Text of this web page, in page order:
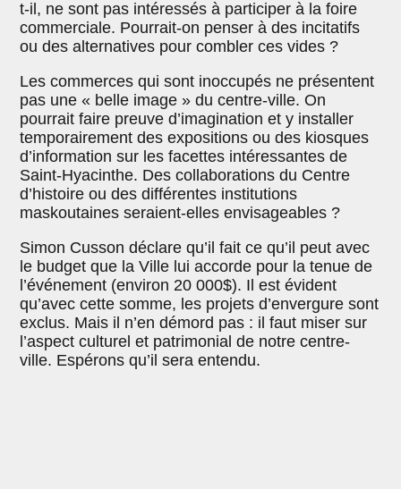
t-il, ne sont pas intéressés à participer à la foire
commerciale. Pourrait-on penser à des incitatifs
ou des alternatives pour combler ces vides ?
Les commerces qui sont inoccupés ne présentent
pas une « belle image » du centre-ville. On
pourrait faire preuve d’imagination et y installer
temporairement des expositions ou des kiosques
d’information sur les facettes intéressantes de
Saint-Hyacinthe. Des collaborations du Centre
d’histoire ou des différentes institutions
maskoutaines seraient-elles envisageables ?
Simon Cusson déclare qu’il fait ce qu’il peut avec
le budget que la Ville lui accorde pour la tenue de
l’événement (environ 20 000$). Il est évident
qu’avec cette somme, les projets d’envergure sont
exclus. Mais il n’en démord pas : il faut miser sur
l’aspect culturel et patrimonial de notre centre-
ville. Espérons qu’il sera entendu.